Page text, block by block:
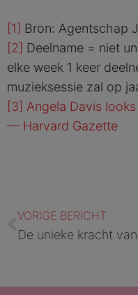
[1] Bron: Agentschap
[2] Deelname = niet
elke week 1 keer
muzieksessie zal op
[3] Angela Davis
— Harvard Gazette
Vorige
VORIGE BERICHT